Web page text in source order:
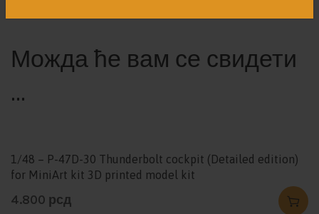
Можда ће вам се свидети
…
1/48 – P-47D-30 Thunderbolt cockpit (Detailed edition)
for MiniArt kit 3D printed model kit
4.800 рсд